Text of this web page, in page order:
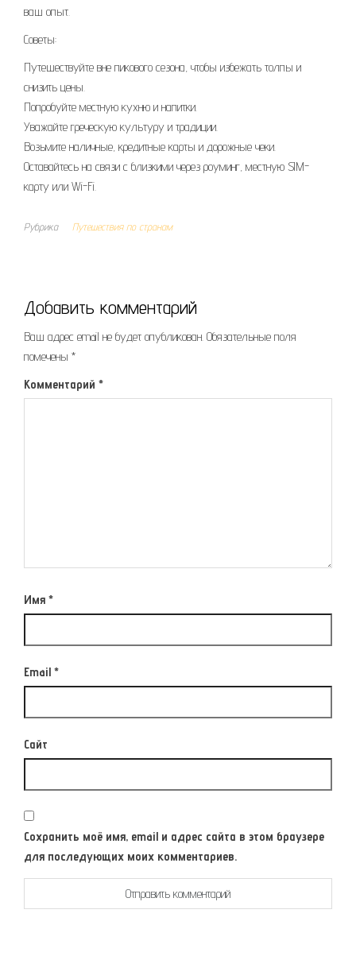
ваш опыт.
Советы:
Путешествуйте вне пикового сезона, чтобы избежать толпы и
снизить цены.
Попробуйте местную кухню и напитки.
Уважайте греческую культуру и традиции.
Возьмите наличные, кредитные карты и дорожные чеки.
Оставайтесь на связи с близкими через роуминг, местную SIM-
карту или Wi-Fi.
Рубрика Путешествия по странам
Добавить комментарий
Ваш адрес email не будет опубликован. Обязательные поля
помечены *
Комментарий *
Имя *
Email *
Сайт
Сохранить моё имя, email и адрес сайта в этом браузере
для последующих моих комментариев.